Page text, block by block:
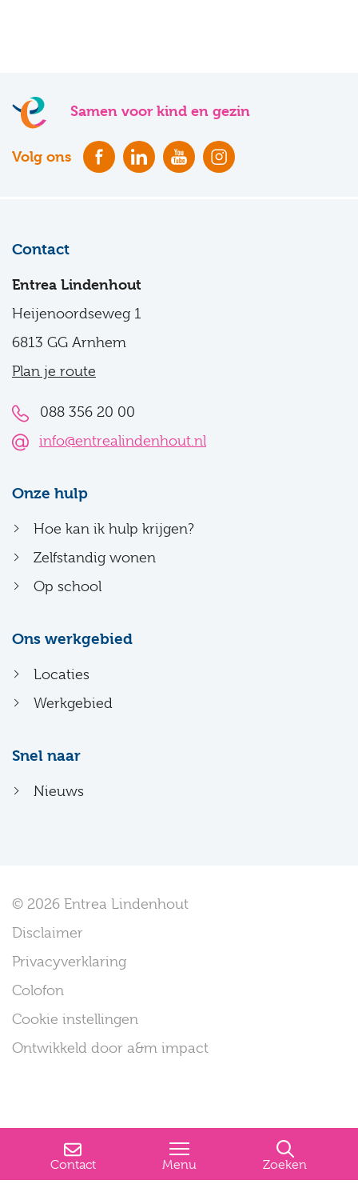
Samen voor kind en gezin
Volg ons
Contact
Entrea Lindenhout
Heijenoordseweg 1
6813 GG Arnhem
Plan je route
088 356 20 00
info@entrealindenhout.nl
Onze hulp
Hoe kan ik hulp krijgen?
Zelfstandig wonen
Op school
Ons werkgebied
Locaties
Werkgebied
Snel naar
Nieuws
© 2026 Entrea Lindenhout
Disclaimer
Privacyverklaring
Colofon
Cookie instellingen
Ontwikkeld door a&m impact
Contact Menu Zoeken